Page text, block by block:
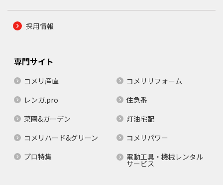
採用情報
専門サイト
コメリ産直
コメリリフォーム
レンガ.pro
住急番
菜園&ガーデン
灯油宅配
コメリハード&グリーン
コメリパワー
プロ特集
電動工具・機械レンタル
サービス